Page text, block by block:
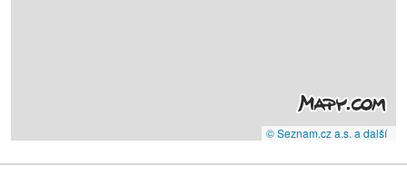
© Seznam.cz a.s. a další